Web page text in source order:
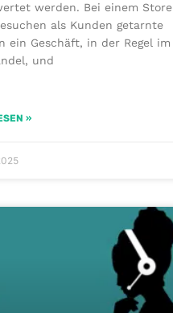
werden. Bei einem Store
als Kunden getarnte
ein Geschäft, in der Regel im
und
»